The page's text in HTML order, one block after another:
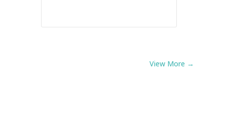
View More →